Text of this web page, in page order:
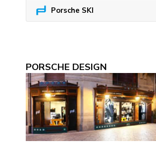
Porsche SKI
PORSCHE DESIGN